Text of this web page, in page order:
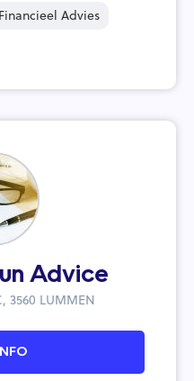
Financieel Advies
Advice
3560 LUMMEN